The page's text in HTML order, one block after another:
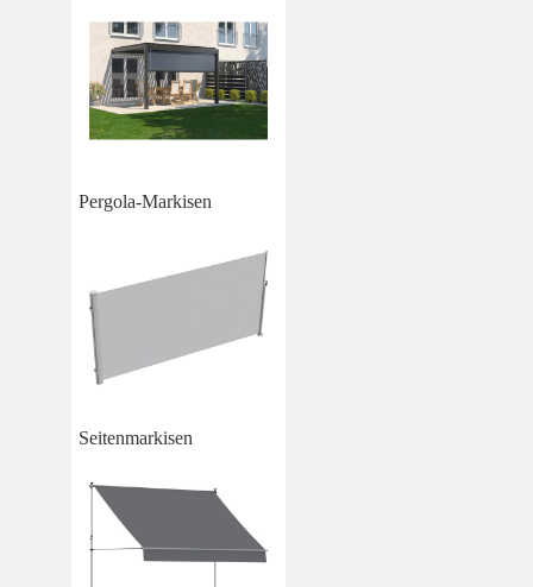
Pergola-Markisen
Seitenmarkisen